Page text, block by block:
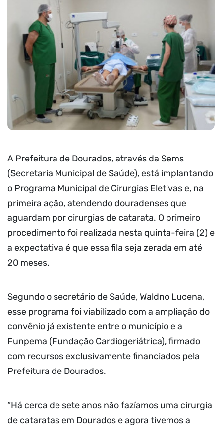
A Prefeitura de Dourados, através da Sems
(Secretaria Municipal de Saúde), está implantando
o Programa Municipal de Cirurgias Eletivas e, na
primeira ação, atendendo douradenses que
aguardam por cirurgias de catarata. O primeiro
procedimento foi realizada nesta quinta-feira (2) e
a expectativa é que essa fila seja zerada em até
20 meses.
Segundo o secretário de Saúde, Waldno Lucena,
esse programa foi viabilizado com a ampliação do
convênio já existente entre o município e a
Funpema (Fundação Cardiogeriátrica), firmado
com recursos exclusivamente financiados pela
Prefeitura de Dourados.
“Há cerca de sete anos não fazíamos uma cirurgia
de cataratas em Dourados e agora tivemos a